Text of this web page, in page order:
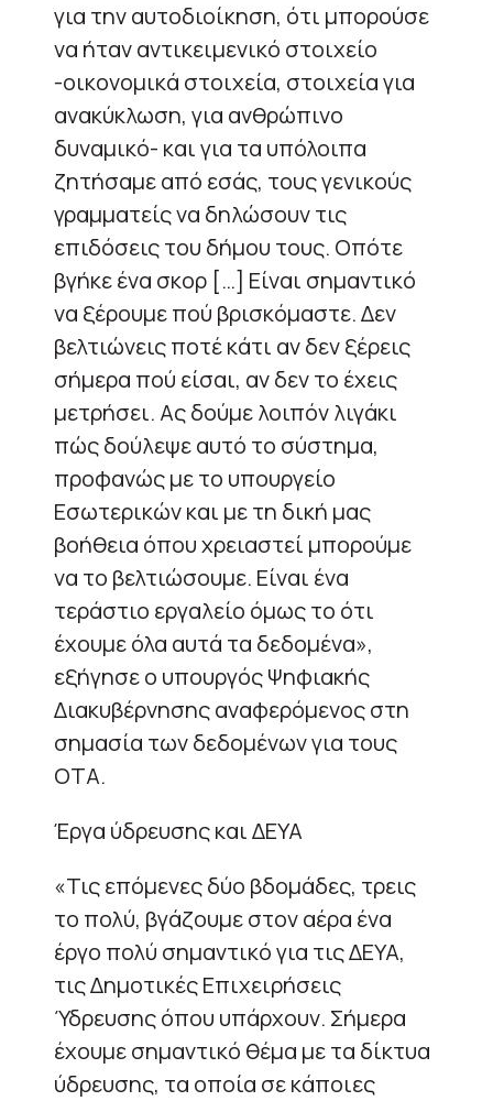
για την αυτοδιοίκηση, ότι μπορούσε
να ήταν αντικειμενικό στοιχείο
-οικονομικά στοιχεία, στοιχεία για
ανακύκλωση, για ανθρώπινο
δυναμικό- και για τα υπόλοιπα
ζητήσαμε από εσάς, τους γενικούς
γραμματείς να δηλώσουν τις
επιδόσεις του δήμου τους. Οπότε
βγήκε ένα σκορ […] Είναι σημαντικό
να ξέρουμε πού βρισκόμαστε. Δεν
βελτιώνεις ποτέ κάτι αν δεν ξέρεις
σήμερα πού είσαι, αν δεν το έχεις
μετρήσει. Ας δούμε λοιπόν λιγάκι
πώς δούλεψε αυτό το σύστημα,
προφανώς με το υπουργείο
Εσωτερικών και με τη δική μας
βοήθεια όπου χρειαστεί μπορούμε
να το βελτιώσουμε. Είναι ένα
τεράστιο εργαλείο όμως το ότι
έχουμε όλα αυτά τα δεδομένα»,
εξήγησε ο υπουργός Ψηφιακής
Διακυβέρνησης αναφερόμενος στη
σημασία των δεδομένων για τους
ΟΤΑ.
Έργα ύδρευσης και ΔΕΥΑ
«Τις επόμενες δύο βδομάδες, τρεις
το πολύ, βγάζουμε στον αέρα ένα
έργο πολύ σημαντικό για τις ΔΕΥΑ,
τις Δημοτικές Επιχειρήσεις
Ύδρευσης όπου υπάρχουν. Σήμερα
έχουμε σημαντικό θέμα με τα δίκτυα
ύδρευσης, τα οποία σε κάποιες